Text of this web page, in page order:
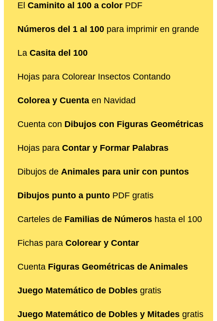
El Caminito al 100 a color PDF
Números del 1 al 100 para imprimir en grande
La Casita del 100
Hojas para Colorear Insectos Contando
Colorea y Cuenta en Navidad
Cuenta con Dibujos con Figuras Geométricas
Hojas para Contar y Formar Palabras
Dibujos de Animales para unir con puntos
Dibujos punto a punto PDF gratis
Carteles de Familias de Números hasta el 100
Fichas para Colorear y Contar
Cuenta Figuras Geométricas de Animales
Juego Matemático de Dobles gratis
Juego Matemático de Dobles y Mitades gratis